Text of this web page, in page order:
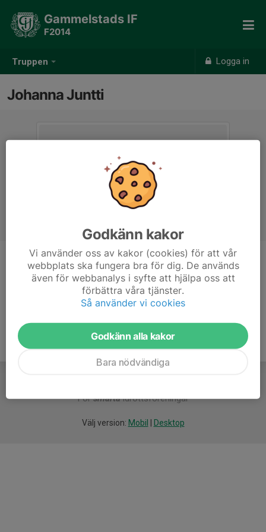
Truppen Logga in
Gammelstads IF
F2014
Johanna Juntti
Titel
Tränare
Ålder
44 år
Försmartaidrottsföreningar
Välj version: Mobil Desktop
Godkänn kakor
Vi använder oss av kakor (cookies) för att vår
webbplats ska fungera bra för dig. De används
även för webbanalys i syfte att hjälpa oss att
förbättra våra tjänster.
Så använder vi cookies
Godkänn alla kakor
Bara nödvändiga